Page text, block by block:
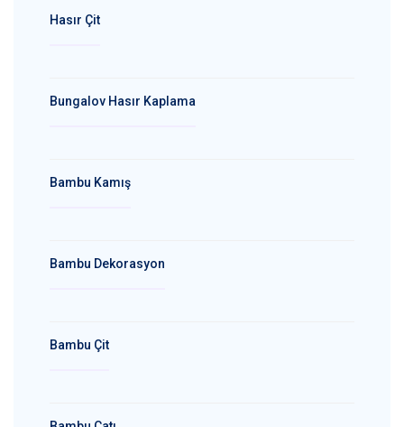
Hasır Çit
Bungalov Hasır Kaplama
Bambu Kamış
Bambu Dekorasyon
Bambu Çit